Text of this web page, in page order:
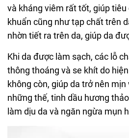
và kháng viêm rất tốt, giúp tiêu
khuẩn cũng như tạp chất trên
nhờn tiết ra trên da, giúp da
Khi da được làm sạch, các lỗ
thông thoáng và se khít do
không còn, giúp da trở nên
những thế, tinh dầu hương
làm dịu da và ngăn ngừa mụn